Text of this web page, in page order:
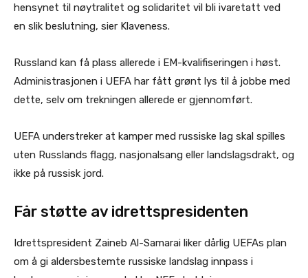
hensynet til nøytralitet og solidaritet vil bli ivaretatt ved
en slik beslutning, sier Klaveness.
Russland kan få plass allerede i EM-kvalifiseringen i høst.
Administrasjonen i UEFA har fått grønt lys til å jobbe med
dette, selv om trekningen allerede er gjennomført.
UEFA understreker at kamper med russiske lag skal spilles
uten Russlands flagg, nasjonalsang eller landslagsdrakt, og
ikke på russisk jord.
Får støtte av idrettspresidenten
Idrettspresident Zaineb Al-Samarai liker dårlig UEFAs plan
om å gi aldersbestemte russiske landslag innpass i